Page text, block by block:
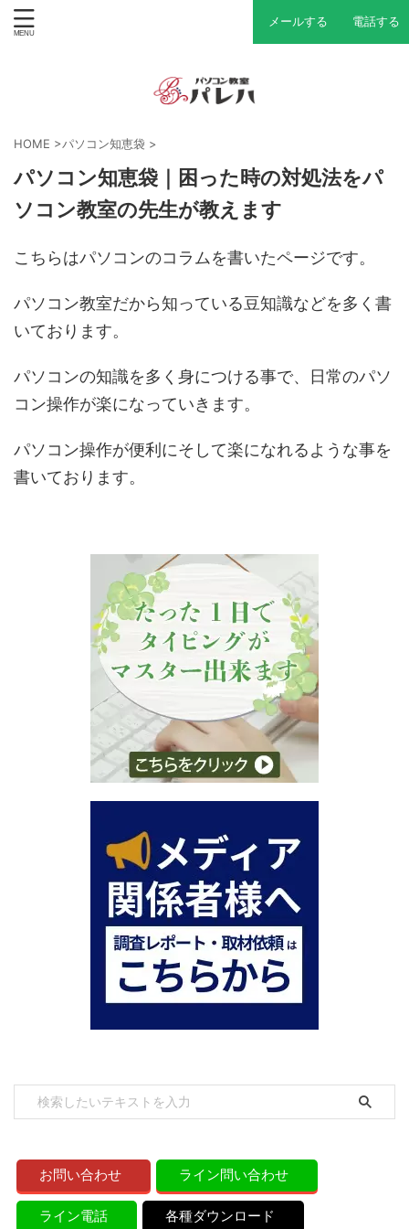
メールする 電話する
HOME >パソコン知恵袋 >
パソコン知恵袋｜困った時の対処法をパ
ソコン教室の先生が教えます
こちらはパソコンのコラムを書いたページです。
パソコン教室だから知っている豆知識などを多く書
いております。
パソコンの知識を多く身につける事で、日常のパソ
コン操作が楽になっていきます。
パソコン操作が便利にそして楽になれるような事を
書いております。
お問い合わせ ライン問い合わせ
ライン電話 各種ダウンロード